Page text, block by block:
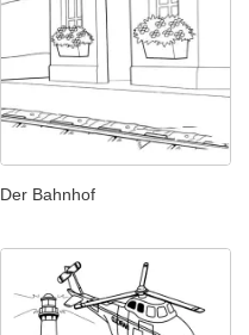
Der Bahnhof